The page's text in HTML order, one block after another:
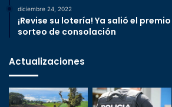
diciembre 24, 2022
¡Revise su lotería! Ya salió el
sorteo de consolación
Actualizaciones